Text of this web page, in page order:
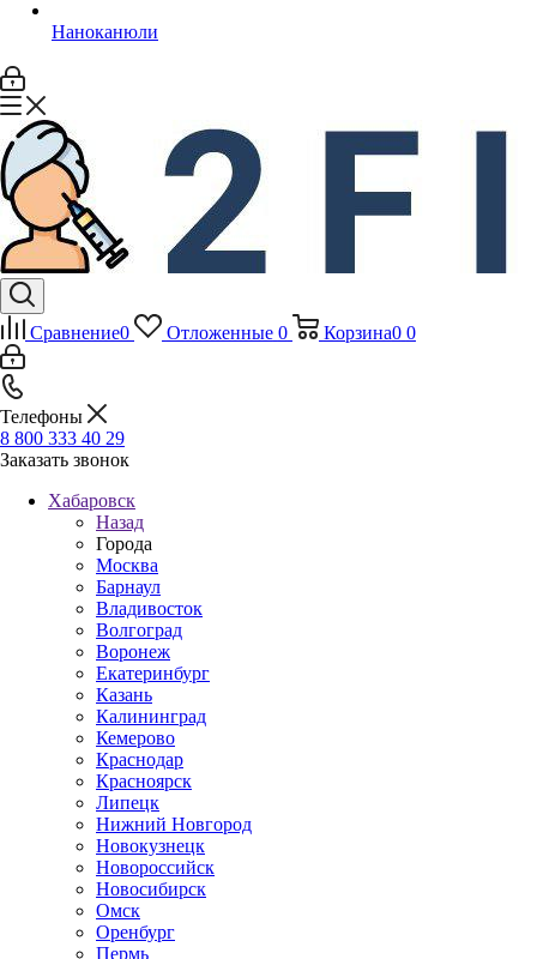
Наноканюли
Сравнение0 Отложенные 0 Корзина0 0
Телефоны
8 800 333 40 29
Заказать звонок
Хабаровск
Назад
Города
Москва
Барнаул
Владивосток
Волгоград
Воронеж
Екатеринбург
Казань
Калининград
Кемерово
Краснодар
Красноярск
Липецк
Нижний Новгород
Новокузнецк
Новороссийск
Новосибирск
Омск
Оренбург
Пермь